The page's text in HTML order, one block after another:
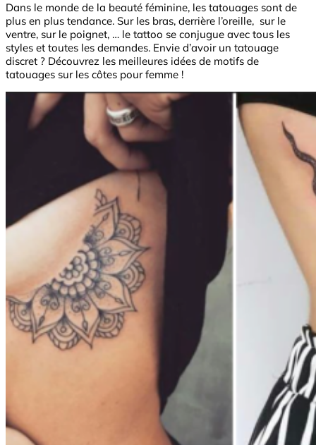
Dans le monde de la beauté féminine, les tatouages sont de
plus en plus tendance. Sur les bras, derrière l’oreille, sur le
ventre, sur le poignet, … le tattoo se conjugue avec tous les
styles et toutes les demandes. Envie d’avoir un tatouage
discret ? Découvrez les meilleures idées de motifs de
tatouages sur les côtes pour femme !